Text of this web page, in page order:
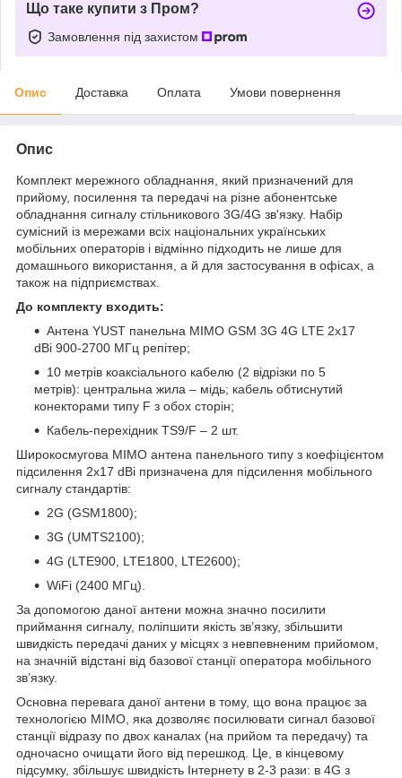
Що таке купити з Пром?
Замовлення під захистом
Опис Доставка Оплата Умови повернення
Опис
Комплект мережного обладнання, який призначений для
прийому, посилення та передачі на різне абонентське
обладнання сигналу стільникового 3G/4G зв'язку. Набір
сумісний із мережами всіх національних українських
мобільних операторів і відмінно підходить не лише для
домашнього використання, а й для застосування в офісах, а
також на підприємствах.
До комплекту входить:
Антена YUST панельна MIMO GSM 3G 4G LTE 2x17
dBi 900-2700 МГц репітер;
10 метрів коаксіального кабелю (2 відрізки по 5
метрів): центральна жила – мідь; кабель обтиснутий
конекторами типу F з обох сторін;
Кабель-перехідник TS9/F – 2 шт.
Широкосмугова MIMO антена панельного типу з коефіцієнтом
підсилення 2x17 dBi призначена для підсилення мобільного
сигналу стандартів:
2G (GSM1800);
3G (UMTS2100);
4G (LTE900, LTE1800, LTE2600);
WiFi (2400 МГц).
За допомогою даної антени можна значно посилити
приймання сигналу, поліпшити якість зв’язку, збільшити
швидкість передачі даних у місцях з невпевненим прийомом,
на значній відстані від базової станції оператора мобільного
зв’язку.
Основна перевага даної антени в тому, що вона працює за
технологією MIMO, яка дозволяє посилювати сигнал базової
станції відразу по двох каналах (на прийом та передачу) та
одночасно очищати його від перешкод. Це, в кінцевому
підсумку, збільшує швидкість Інтернету в 2-3 рази: в 4G з